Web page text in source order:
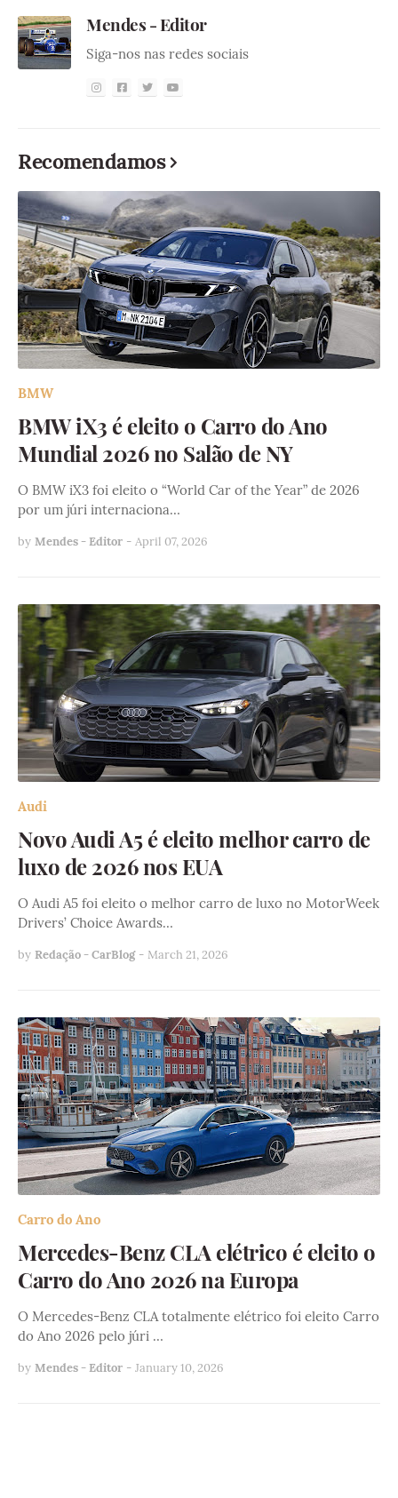
Mendes - Editor
Siga-nos nas redes sociais
Recomendamos
BMW
BMW iX3 é eleito o Carro do Ano
Mundial 2026 no Salão de NY
O BMW iX3 foi eleito o “World Car of the Year” de 2026
por um júri internaciona…
by Mendes - Editor - April 07, 2026
Audi
Novo Audi A5 é eleito melhor carro de
luxo de 2026 nos EUA
O Audi A5 foi eleito o melhor carro de luxo no MotorWeek
Drivers’ Choice Awards…
by Redação - CarBlog - March 21, 2026
Carro do Ano
Mercedes-Benz CLA elétrico é eleito o
Carro do Ano 2026 na Europa
O Mercedes-Benz CLA totalmente elétrico foi eleito Carro
do Ano 2026 pelo júri …
by Mendes - Editor - January 10, 2026